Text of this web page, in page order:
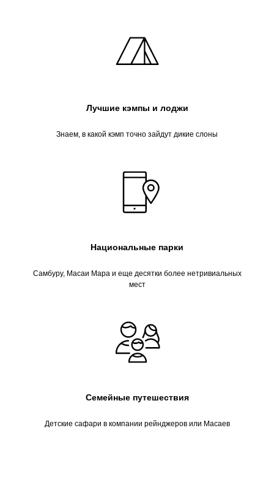
Лучшие кэмпы и лоджи
Знаем, в какой кэмп точно зайдут дикие слоны
Национальные парки
Самбуру, Масаи Мара и еще десятки более нетривиальных
мест
Семейные путешествия
Детские сафари в компании рейнджеров или Масаев